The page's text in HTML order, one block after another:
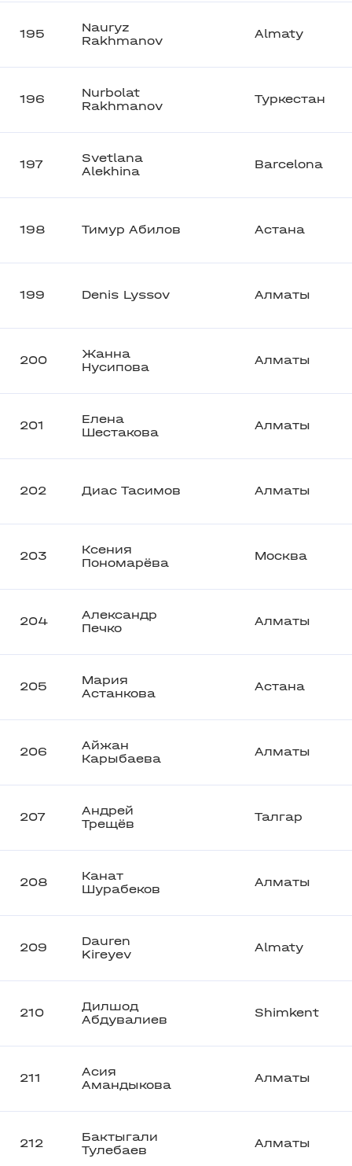
195
Nauryz
Rakhmanov
Almaty
196
Nurbolat
Rakhmanov
Туркестан
197
Svetlana
Alekhina
Barcelona
198 Тимур Абилов Астана
199 Denis Lyssov Алматы
200
Жанна
Нусипова
Алматы
201
Елена
Шестакова
Алматы
202 Диас Тасимов Алматы
203
Ксения
Пономарёва
Москва
204
Александр
Печко
Алматы
205
Мария
Астанкова
Астана
206
Айжан
Карыбаева
Алматы
207
Андрей
Трещёв
Талгар
208
Канат
Шурабеков
Алматы
209
Dauren
Kireyev
Almaty
210
Дилшод
Абдувалиев
Shimkent
211
Асия
Амандыкова
Алматы
212
Бактыгали
Тулебаев
Алматы